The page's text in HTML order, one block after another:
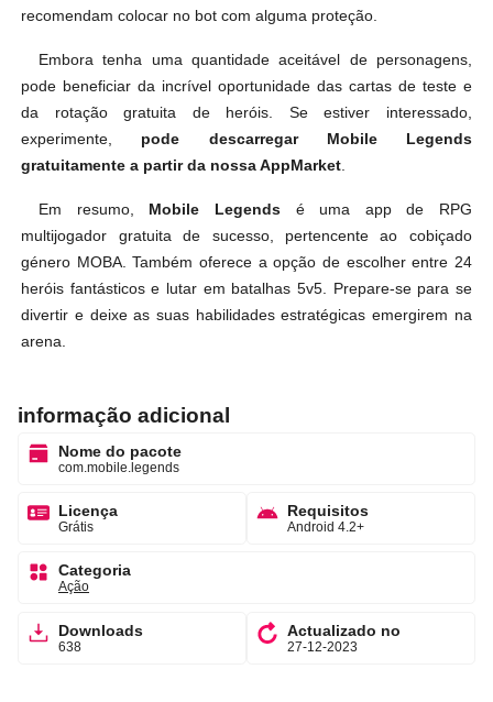
recomendam colocar no bot com alguma proteção.
Embora tenha uma quantidade aceitável de personagens,
pode beneficiar da incrível oportunidade das cartas de teste e
da rotação gratuita de heróis. Se estiver interessado,
experimente, pode descarregar Mobile Legends
gratuitamente a partir da nossa AppMarket
Em resumo, Mobile Legendsé uma app de RPG
multijogador gratuita de sucesso, pertencente ao cobiçado
género MOBA. Também oferece a opção de escolher entre 24
heróis fantásticos e lutar em batalhas 5v5. Prepare-se para se
divertir e deixe as suas habilidades estratégicas emergirem na
arena.
informação adicional
Nome do pacote
com.mobile.legends
Licença
Grátis
Requisitos
Android 4.2+
Categoria
Ação
Downloads
638
Actualizado no
27-12-2023